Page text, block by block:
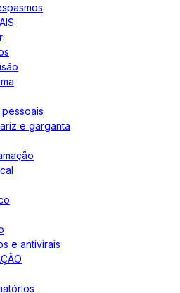
e garganta
e antivirais